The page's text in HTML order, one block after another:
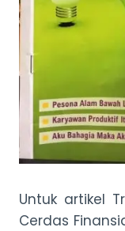
Untuk artikel
Cerdas